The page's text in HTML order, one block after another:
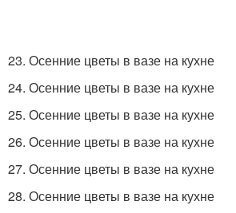
23. Осенние цветы в вазе на кухне
24. Осенние цветы в вазе на кухне
25. Осенние цветы в вазе на кухне
26. Осенние цветы в вазе на кухне
27. Осенние цветы в вазе на кухне
28. Осенние цветы в вазе на кухне